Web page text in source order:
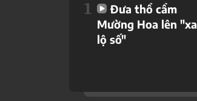
1
Đưa thổ cẩm
Mường Hoa lên "xa
lộ số"